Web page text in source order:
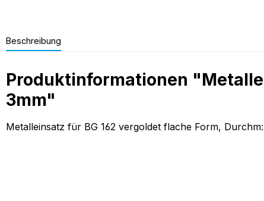
Beschreibung
Produktinformationen
3mm"
Metalleinsatz für BG 162 vergoldet flache Form,